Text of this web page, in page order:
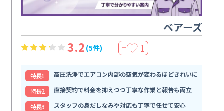
ベアーズ
3.2 (5件) ＋ 1
特⻑1
高圧洗浄でエアコン内部の空気が変わるほどきれいに
特⻑2
直接契約で料金を抑えつつ丁寧な作業と報告も両立
特⻑3
スタッフの身だしなみや対応も丁寧で任せて安心